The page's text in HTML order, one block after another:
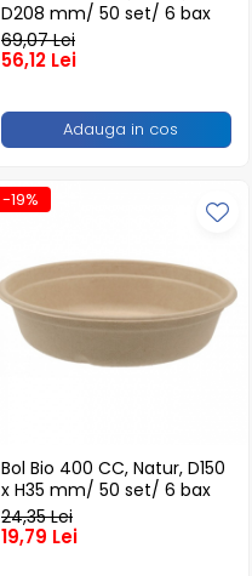
D208 mm/ 50 set/ 6 bax
69,07 Lei
56,12 Lei
Adauga in cos
-19%
Bol Bio 400 CC, Natur, D150
x H35 mm/ 50 set/ 6 bax
24,35 Lei
19,79 Lei